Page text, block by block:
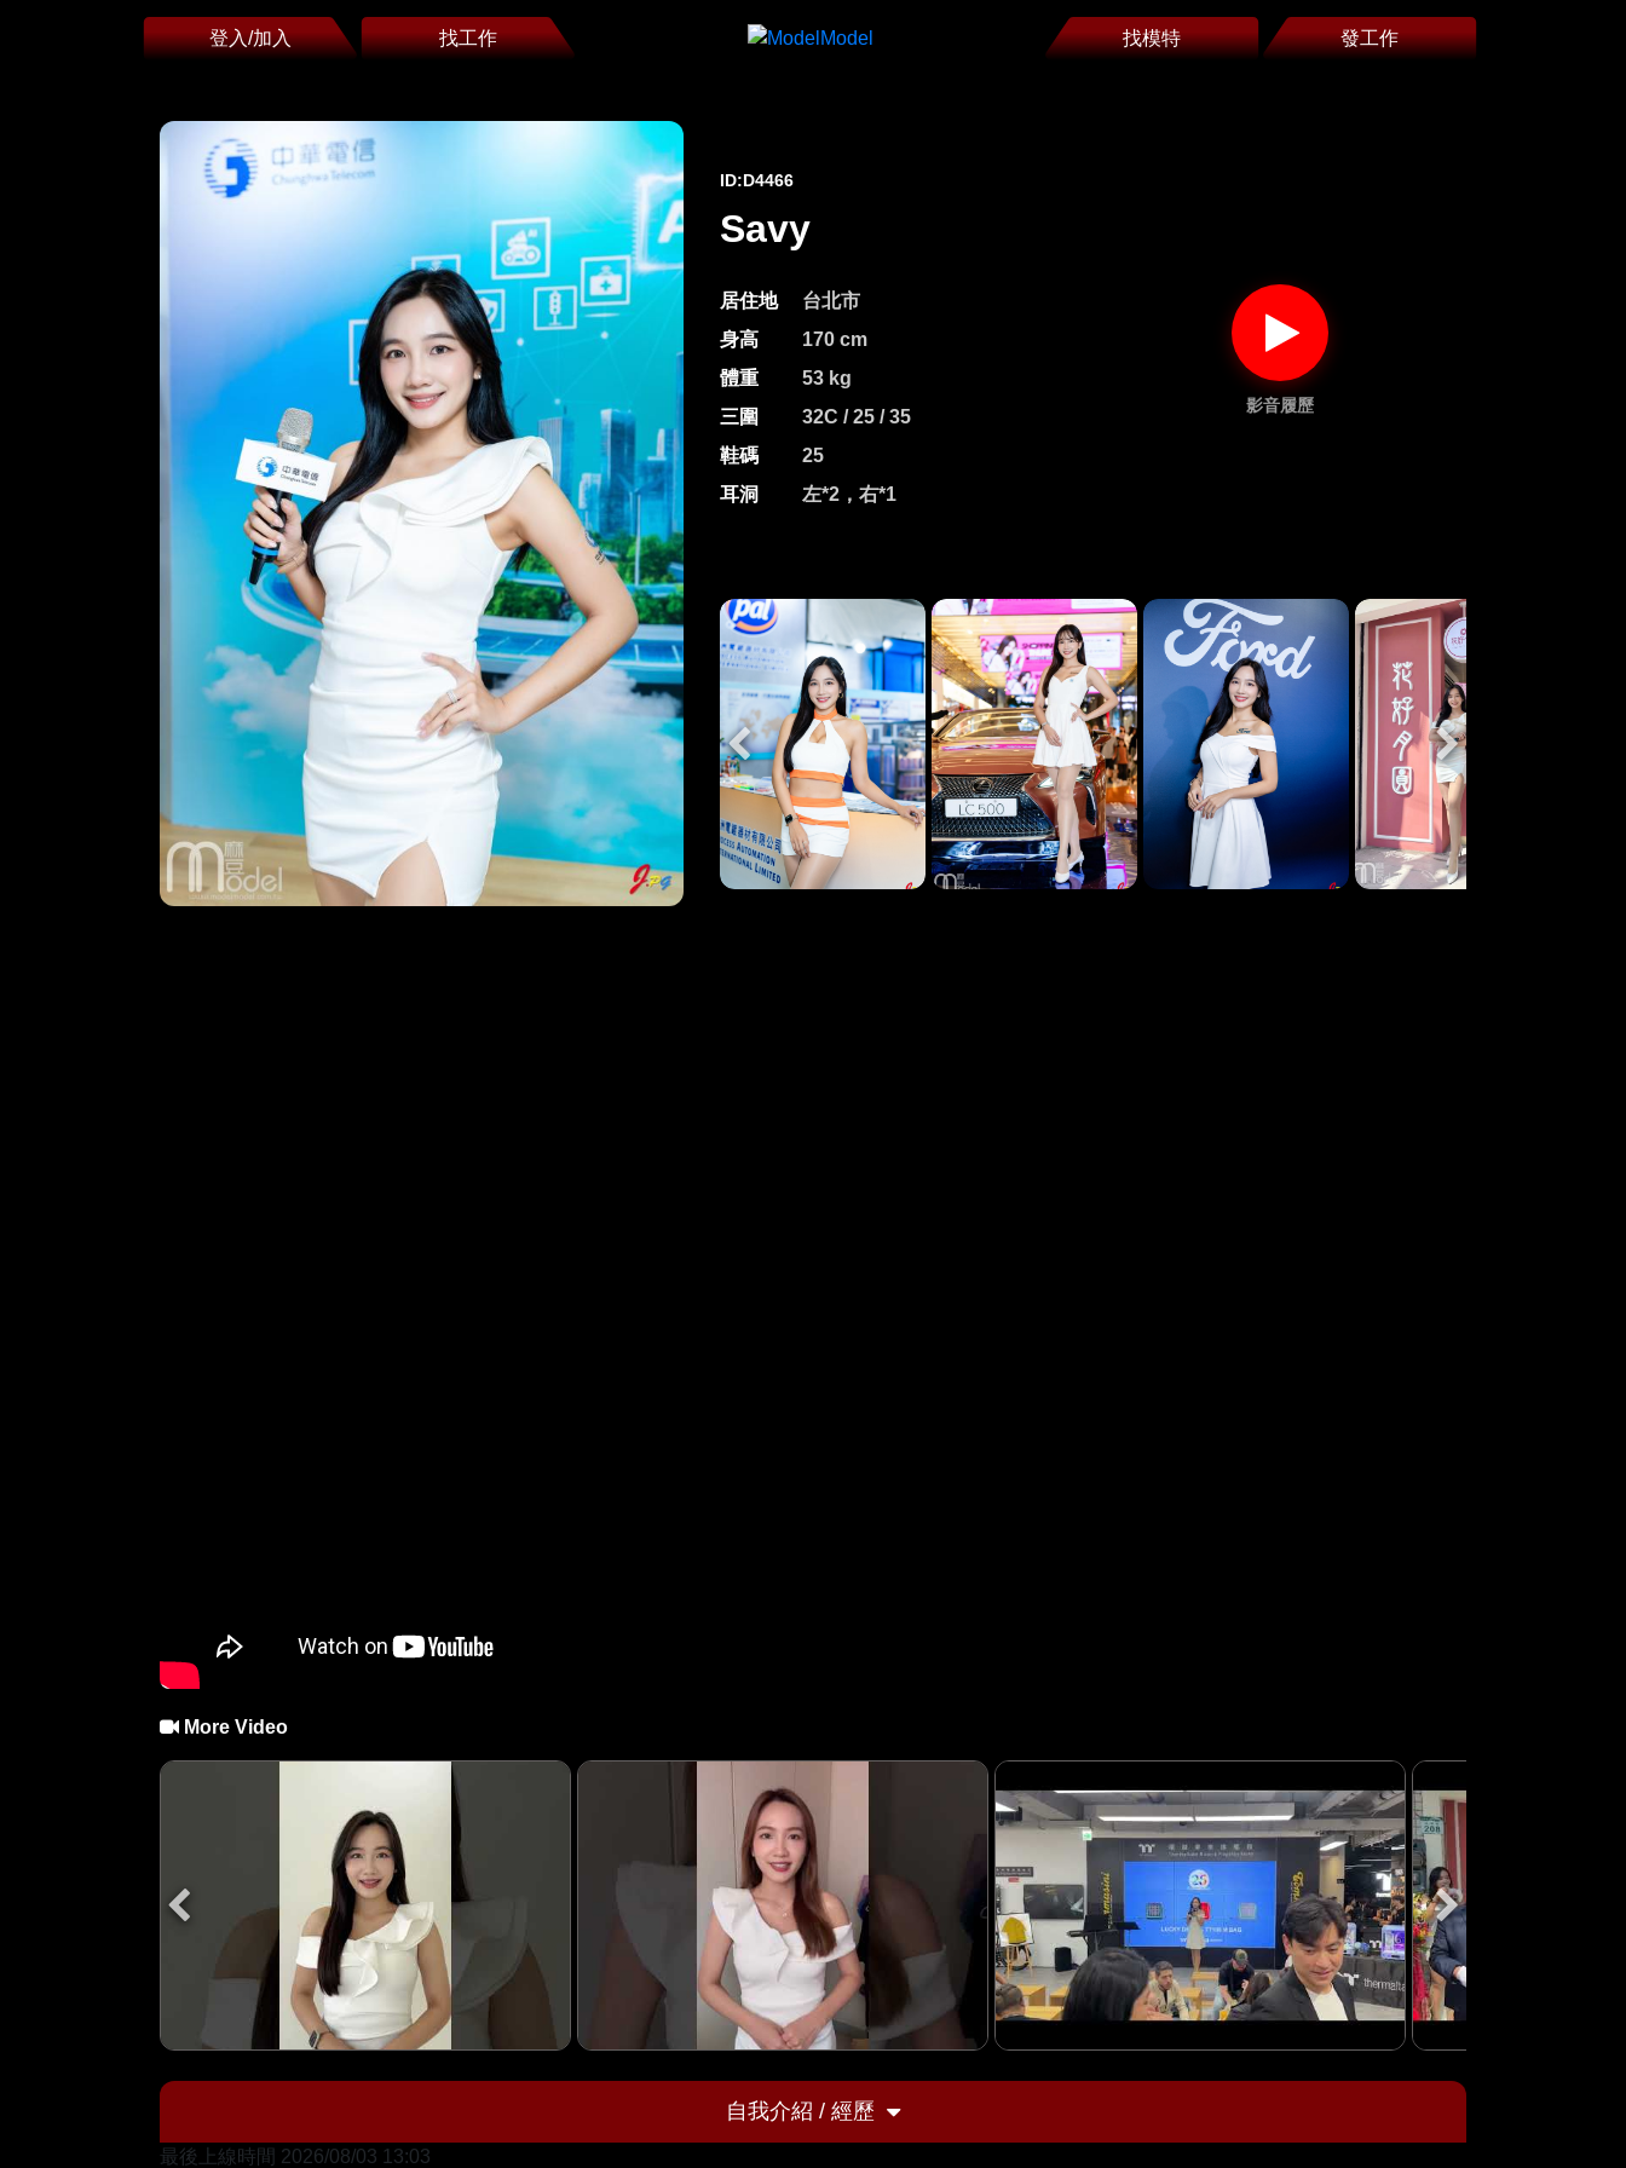
登入/加入 找工作 找模特 發工作
ID:D4466
Savy
居住地
台北市
身高
170 cm
體重
53 kg
三圍
32C / 25 / 35
鞋碼
25
耳洞
左*2，右*1
影音履歷
More Video
自我介紹 / 經歷
最後上線時間 2026/08/03 13:03